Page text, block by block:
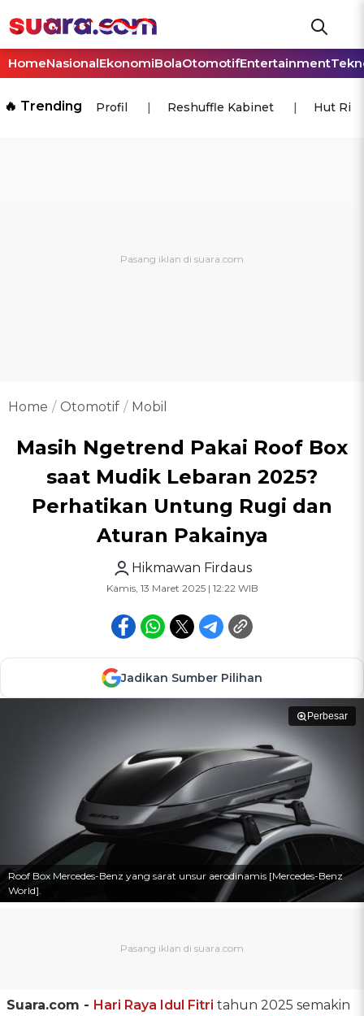
HomeNasionalEkonomiBolaOtomotifEntertainment
🔥 Trending Profil Reshuffle Kabinet Hut Ri
Home Otomotif Mobil
Masih Ngetrend Pakai Roof Box
saat Mudik Lebaran 2025?
Perhatikan Untung Rugi dan
Aturan Pakainya
Hikmawan Firdaus
Kamis, 13 Maret 2025 | 12:22 WIB
Jadikan Sumber Pilihan
Perbesar
Roof Box Mercedes-Benz yang sarat unsur aerodinamis [Mercedes-Benz
World].
Suara.com - Hari Raya Idul Fitri tahun 2025 semakin